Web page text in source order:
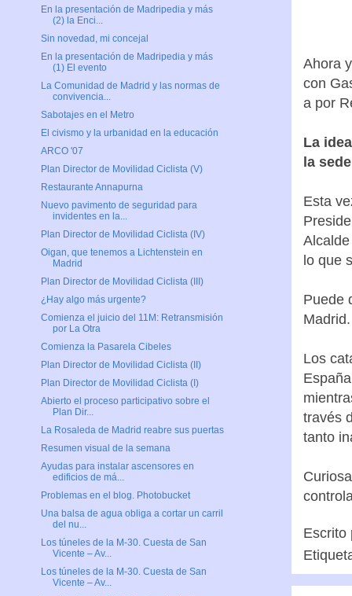
Ahora
con
a por
La
la
Esta
lo que
Puede
Madrid.
Los
través
tanto
En la presentación de Madripedia y más
(2) la Enci...
Sin novedad, mi concejal
En la presentación de Madripedia y más
(1) El evento
La Comunidad de Madrid y las normas de
convivencia...
Sabotajes en el Metro
El civismo y la urbanidad en la educación
ARCO '07
Plan Director de Movilidad Ciclista (V)
Restaurante Annapurna
Nuevo pavimento de seguridad para
invidentes en la...
Plan Director de Movilidad Ciclista (IV)
Oigan, que tenemos a Lichtenstein en
Madrid
Plan Director de Movilidad Ciclista (III)
¿Hay algo más urgente?
Comienza el juicio del 11M: Retransmisión
por La Otra
Comienza la Pasarela Cibeles
Plan Director de Movilidad Ciclista (II)
Plan Director de Movilidad Ciclista (I)
Abierto el proceso participativo sobre el
Plan Dir...
La Rosaleda de Madrid reabre sus puertas
Resumen visual de la semana
Ayudas para instalar ascensores en
edificios de má...
Problemas en el blog. Photobucket
Una balsa de agua obliga a cortar un carril
del nu...
Los túneles de la M-30. Cuesta de San
Vicente – Av...
Los túneles de la M-30. Cuesta de San
Vicente – Av...